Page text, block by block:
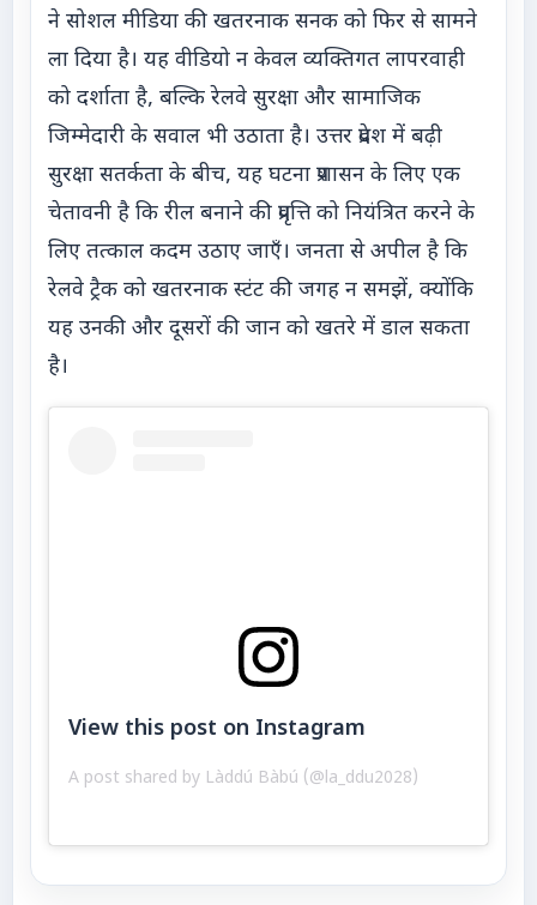
ने सोशल मीडिया की खतरनाक सनक को फिर से सामने
ला दिया है। यह वीडियो न केवल व्यक्तिगत लापरवाही
को दर्शाता है, बल्कि रेलवे सुरक्षा और सामाजिक
जिम्मेदारी के सवाल भी उठाता है। उत्तर प्रदेश में बढ़ी
सुरक्षा सतर्कता के बीच, यह घटना प्रशासन के लिए एक
चेतावनी है कि रील बनाने की प्रवृत्ति को नियंत्रित करने के
लिए तत्काल कदम उठाए जाएँ। जनता से अपील है कि
रेलवे ट्रैक को खतरनाक स्टंट की जगह न समझें, क्योंकि
यह उनकी और दूसरों की जान को खतरे में डाल सकता
है।
View this post on Instagram
A post shared by Làddú Bàbú (@la_ddu2028)